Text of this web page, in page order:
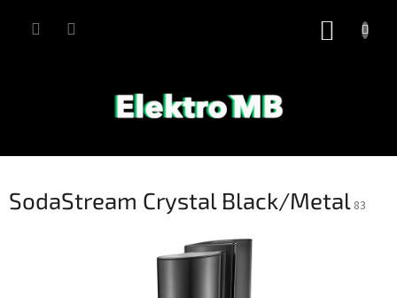
SodaStream Crystal Black/Metal 83